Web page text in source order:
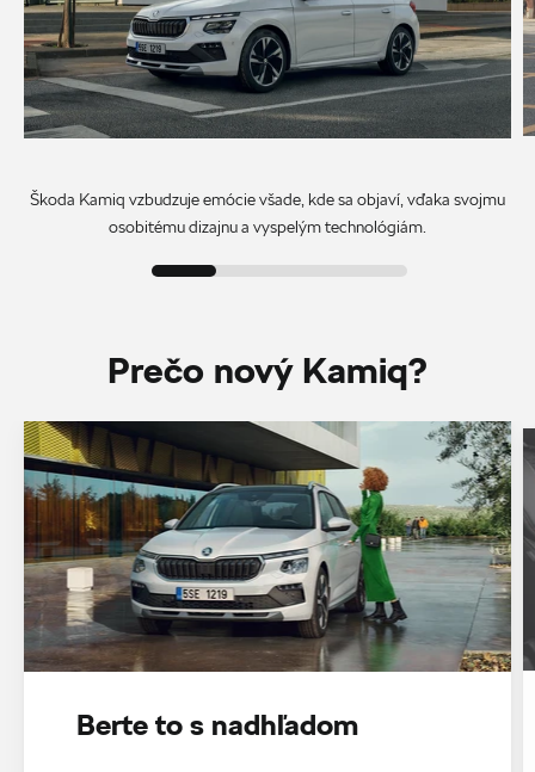
Škoda Kamiq vzbudzuje emócie všade, kde sa objaví, vďaka svojmu
osobitému dizajnu a vyspelým technológiám.
Prečo nový Kamiq?
Berte to s nadhľadom